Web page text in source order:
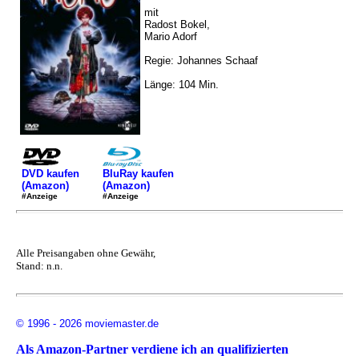
mit
Radost Bokel,
Mario Adorf
Regie: Johannes Schaaf
Länge: 104 Min.
DVD kaufen
(Amazon)
#Anzeige
BluRay kaufen
(Amazon)
#Anzeige
Alle Preisangaben ohne Gewähr,
Stand: n.n.
© 1996 - 2026 moviemaster.de
Als Amazon-Partner verdiene ich an qualifizierten